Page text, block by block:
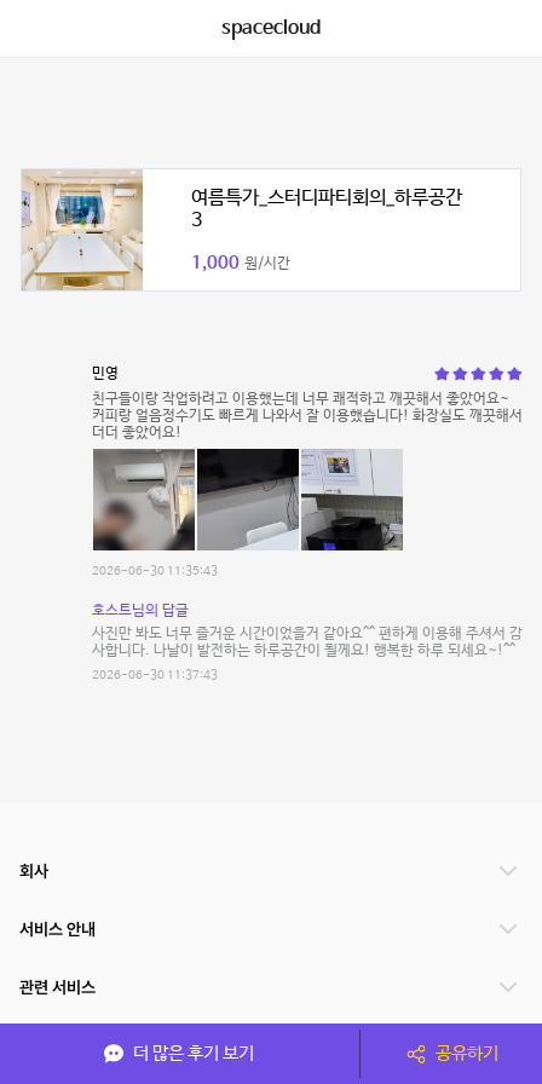
spacecloud
여름특가_스터디파티회의_하루공간
3
1,000 원/시간
민영
친구들이랑 작업하려고 이용했는데 너무 쾌적하고 깨끗해서 좋았어요~
커피랑 얼음정수기도 빠르게 나와서 잘 이용했습니다! 화장실도 깨끗해서
더더 좋았어요!
2026-06-30 11:35:43
호스트님의 답글
사진만 봐도 너무 즐거운 시간이었을거 같아요^^ 편하게 이용해 주셔서 감
사합니다. 나날이 발전하는 하루공간이 될께요! 행복한 하루 되세요~!^^
2026-06-30 11:37:43
더 많은 후기 보기 공유하기
회사
서비스 안내
관련 서비스